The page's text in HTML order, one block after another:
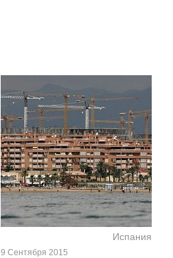
Испания
9 Сентября 2015